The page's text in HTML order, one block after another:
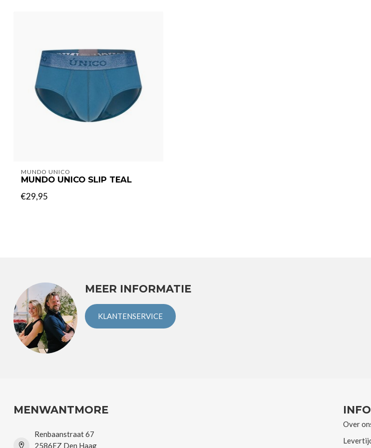
MUNDO UNICO
MUNDO UNICO SLIP TEAL
€29,95
MEER INFORMATIE
KLANTENSERVICE
MENWANTMORE
Renbaanstraat 67
2586EZ Den Haag
Over